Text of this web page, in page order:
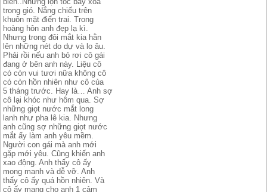
trong gió. Nắng chiếu trên
khuôn mặt điển trai. Trong
hoàng hôn anh đẹp lạ kì.
Nhưng trong đôi mắt kia hằn
lên những nét do dự và lo âu.
Phải rồi nếu anh bỏ rơi cô gái
đang ở bên anh này. Liệu cô
có còn vui tươi nữa không cô
có còn hồn nhiên như cô của
5 tháng trước. Hay là… Anh sợ
cô lại khóc như hôm qua. Sợ
những giọt nước mắt long
lanh như pha lê kia. Nhưng
anh cũng sợ những giọt nước
mắt ấy làm anh yêu mềm.
Người con gái mà anh mới
gặp mới yêu. Cũng khiến anh
xao động. Anh thấy cô ấy
mong manh và dễ vỡ. Anh
thấy cô ấy quá hồn nhiên. Và
cô ấy mang cho anh 1 cảm